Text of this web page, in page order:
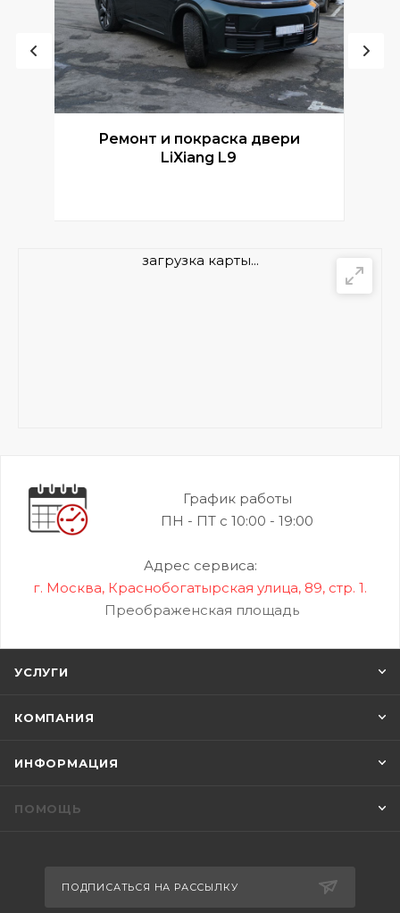
Ремонт и покраска двери
LiXiang L9
загрузка карты...
График работы
ПН - ПТ с 10:00 - 19:00
Адрес сервиса:
г. Москва, Краснобогатырская улица, 89, стр. 1.
Преображенская площадь
УСЛУГИ
КОМПАНИЯ
ИНФОРМАЦИЯ
ПОМОЩЬ
ПОДПИСАТЬСЯ НА РАССЫЛКУ